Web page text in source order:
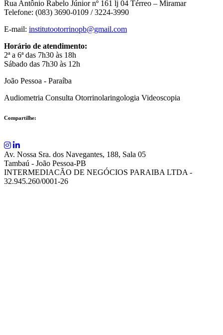
Rua Antônio Rabelo Júnior nº 161 lj 04 Térreo – Miramar
Telefone: (083) 3690-0109 / 3224-3990
E-mail: institutootorrinopb@gmail.com
Horário de atendimento:
2ª a 6ª das 7h30 às 18h
Sábado das 7h30 às 12h
João Pessoa - Paraíba
Audiometria Consulta Otorrinolaringologia Videoscopia
Compartilhe:
Av. Nossa Sra. dos Navegantes, 188, Sala 05
Tambaú - João Pessoa-PB
INTERMEDIACÃO DE NEGÓCIOS PARAIBA LTDA -
32.945.260/0001-26